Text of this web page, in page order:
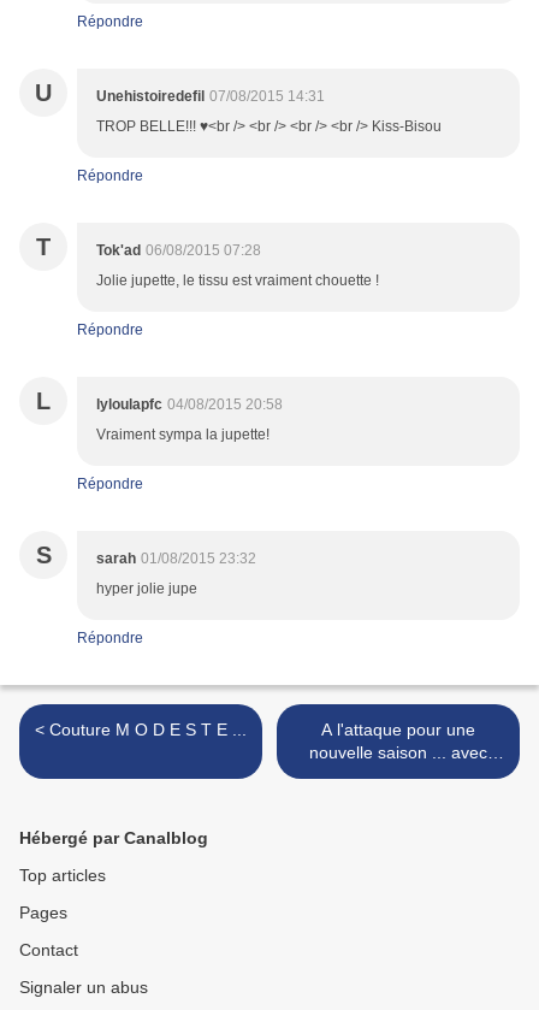
Répondre
U Unehistoiredefil 07/08/2015 14:31
TROP BELLE!!! ♥<br /> <br /> <br /> <br /> Kiss-Bisou
Répondre
T Tok'ad 06/08/2015 07:28
Jolie jupette, le tissu est vraiment chouette !
Répondre
L lyloulapfc 04/08/2015 20:58
Vraiment sympa la jupette!
Répondre
S sarah 01/08/2015 23:32
hyper jolie jupe
Répondre
< Couture M O D E S T E ...
A l'attaque pour une
nouvelle saison ... avec
Arthur et son sac à dos T R
Hébergé par Canalblog
Top articles
Pages
Contact
Signaler un abus